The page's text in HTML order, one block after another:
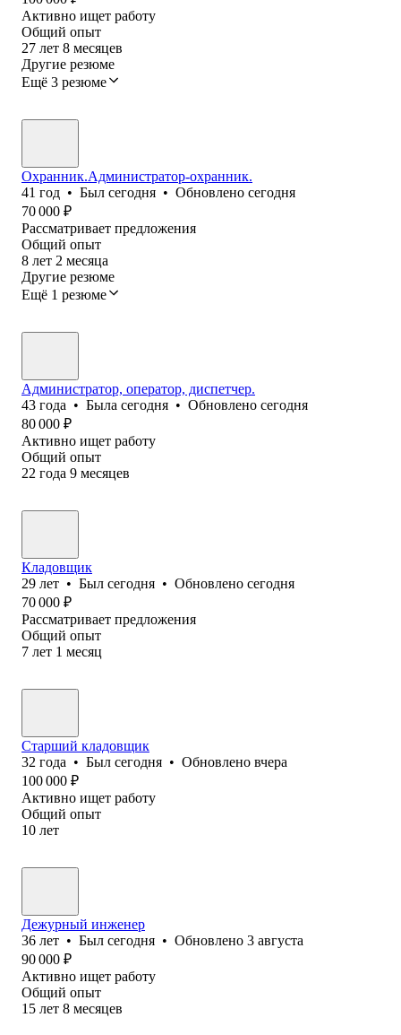
Активно ищет работу
Общий опыт
27 лет 8 месяцев
Другие резюме
Ещё 3 резюме
Охранник.Администратор-охранник.
41 год • Был сегодня • Обновлено сегодня
70 000 ₽
Рассматривает предложения
Общий опыт
8 лет 2 месяца
Другие резюме
Ещё 1 резюме
Администратор, оператор, диспетчер.
43 года • Была сегодня • Обновлено сегодня
80 000 ₽
Активно ищет работу
Общий опыт
22 года 9 месяцев
Кладовщик
29 лет • Был сегодня • Обновлено сегодня
70 000 ₽
Рассматривает предложения
Общий опыт
7 лет 1 месяц
Старший кладовщик
32 года • Был сегодня • Обновлено вчера
100 000 ₽
Активно ищет работу
Общий опыт
10 лет
Дежурный инженер
36 лет • Был сегодня • Обновлено 3 августа
90 000 ₽
Активно ищет работу
Общий опыт
15 лет 8 месяцев